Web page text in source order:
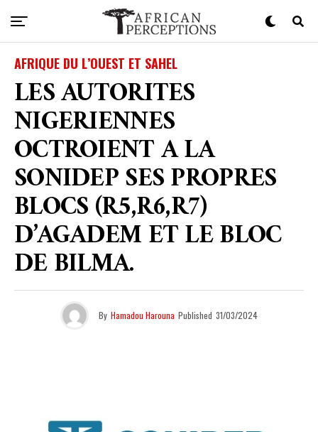
AFRIQUE DU L’OUEST ET SAHEL
LES AUTORITES
NIGERIENNES
OCTROIENT A LA
SONIDEP SES PROPRES
BLOCS (R5,R6,R7)
D’AGADEM ET LE BLOC
DE BILMA.
By Hamadou Harouna Published 31/03/2024